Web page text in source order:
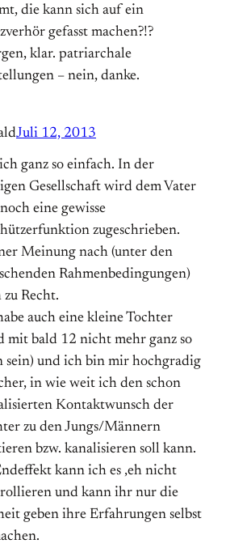
die kann sich auf ein
gefasst machen?!?
klar. patriarchale
– nein, danke.
Juli 12, 2013
ganz so einfach. In der
Gesellschaft wird dem Vater
eine gewisse
zugeschrieben.
Meinung nach (unter den
Rahmenbedingungen)
zu Recht.
auch eine kleine Tochter
mit bald 12 nicht mehr ganz so
sein) und ich bin mir hochgradig
in wie weit ich den schon
Kontaktwunsch der
zu den Jungs/Männern
bzw. kanalisieren soll kann.
kann ich es ‚eh nicht
und kann ihr nur die
geben ihre Erfahrungen selbst